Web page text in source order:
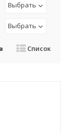
Выбрать
Выбрать
Список